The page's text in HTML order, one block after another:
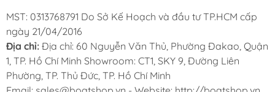
MST: 0313768791 Do Sở Kế Hoạch và đầu tư TP.HCM cấp
ngày 21/04/2016
Địa chỉ: Địa chỉ: 60 Nguyễn Văn Thủ, Phường Đakao, Quận
1, TP. Hồ Chí Minh Showroom: CT1, SKY 9, Đường Liên
Phường, TP. Thủ Đức, TP. Hồ Chí Minh